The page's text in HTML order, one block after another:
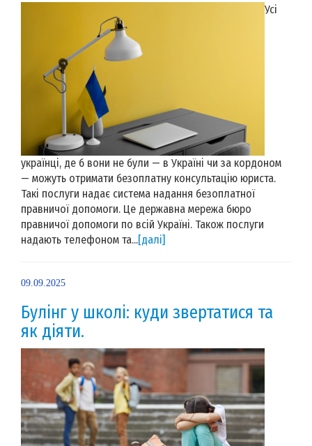
Усі
українці, де б вони не були — в Україні чи за кордоном
— можуть отримати безоплатну консультацію юриста.
Такі послуги надає система надання безоплатної
правничої допомоги. Це державна мережа бюро
правничої допомоги по всій Україні. Також послуги
надають телефоном та...[далі]
09.09.2025
Булінг у школі: куди звертатися та
як діяти.